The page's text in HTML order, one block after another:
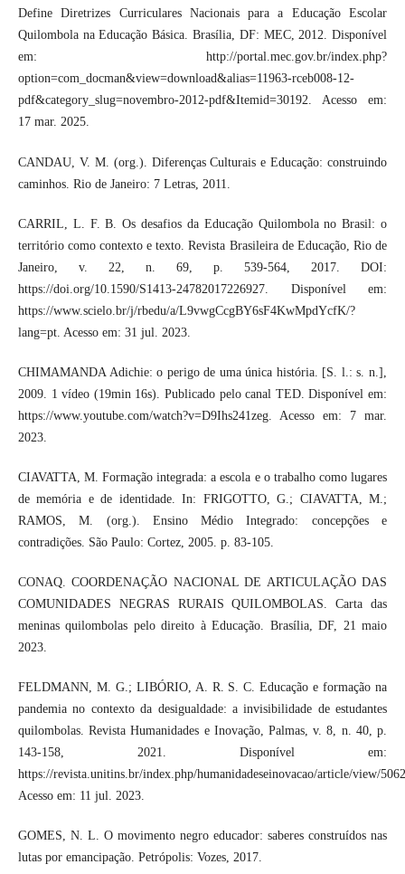
Define Diretrizes Curriculares Nacionais para a Educação Escolar
Quilombola na Educação Básica. Brasília, DF: MEC, 2012. Disponível
em: http://portal.mec.gov.br/index.php?
option=com_docman&view=download&alias=11963-rceb008-12-
pdf&category_slug=novembro-2012-pdf&Itemid=30192. Acesso em:
17 mar. 2025.
CANDAU, V. M. (org.). Diferenças Culturais e Educação: construindo
caminhos. Rio de Janeiro: 7 Letras, 2011.
CARRIL, L. F. B. Os desafios da Educação Quilombola no Brasil: o
território como contexto e texto. Revista Brasileira de Educação, Rio de
Janeiro, v. 22, n. 69, p. 539-564, 2017. DOI:
https://doi.org/10.1590/S1413-24782017226927. Disponível em:
https://www.scielo.br/j/rbedu/a/L9vwgCcgBY6sF4KwMpdYcfK/?
lang=pt. Acesso em: 31 jul. 2023.
CHIMAMANDA Adichie: o perigo de uma única história. [S. l.: s. n.],
2009. 1 vídeo (19min 16s). Publicado pelo canal TED. Disponível em:
https://www.youtube.com/watch?v=D9Ihs241zeg. Acesso em: 7 mar.
2023.
CIAVATTA, M. Formação integrada: a escola e o trabalho como lugares
de memória e de identidade. In: FRIGOTTO, G.; CIAVATTA, M.;
RAMOS, M. (org.). Ensino Médio Integrado: concepções e
contradições. São Paulo: Cortez, 2005. p. 83-105.
CONAQ. COORDENAÇÃO NACIONAL DE ARTICULAÇÃO DAS
COMUNIDADES NEGRAS RURAIS QUILOMBOLAS. Carta das
meninas quilombolas pelo direito à Educação. Brasília, DF, 21 maio
2023.
FELDMANN, M. G.; LIBÓRIO, A. R. S. C. Educação e formação na
pandemia no contexto da desigualdade: a invisibilidade de estudantes
quilombolas. Revista Humanidades e Inovação, Palmas, v. 8, n. 40, p.
143-158, 2021. Disponível em:
https://revista.unitins.br/index.php/humanidadeseinovacao/article/view/
Acesso em: 11 jul. 2023.
GOMES, N. L. O movimento negro educador: saberes construídos nas
lutas por emancipação. Petrópolis: Vozes, 2017.